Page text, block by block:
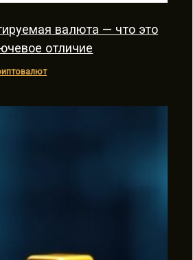
валюта — что это
отличие